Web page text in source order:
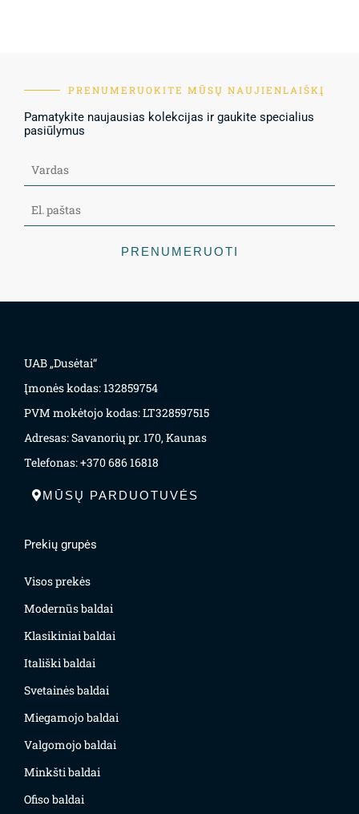
PRENUMERUOKITE MŪSŲ NAUJIENLAIŠKĮ
Pamatykite naujausias kolekcijas ir gaukite specialius
pasiūlymus
PRENUMERUOTI
UAB „Dusėtai“
Įmonės kodas: 132859754
PVM mokėtojo kodas: LT328597515
Adresas: Savanorių pr. 170, Kaunas
Telefonas: +370 686 16818
MŪSŲ PARDUOTUVĖS
Prekių grupės
Visos prekės
Modernūs baldai
Klasikiniai baldai
Itališki baldai
Svetainės baldai
Miegamojo baldai
Valgomojo baldai
Minkšti baldai
Ofiso baldai